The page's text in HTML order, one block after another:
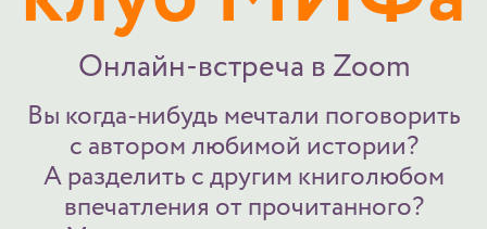
Вы когда-нибудь мечтали поговорить
с автором любимой истории?
А разделить с другим книголюбом
впечатления от прочитанного?
Мы очень хотели, и наша мечта
сбылась.
Приглашаем на книжный клуб МИФа.
Вас ждут теплые встречи с писателями
и нашими друзьями-блогерами.
Поговорим о книгах, удивительных